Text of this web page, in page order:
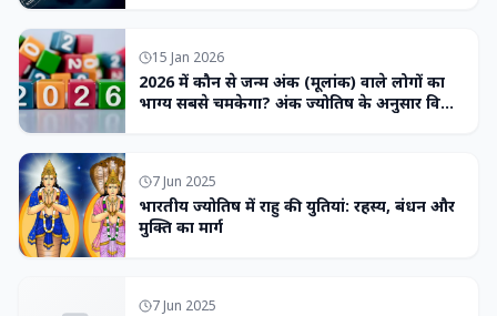
15 Jan 2026
2026 में कौन से जन्म अंक (मूलांक) वाले लोगों का
भाग्य सबसे चमकेगा? अंक ज्योतिष के अनुसार विशेष
7 Jun 2025
भारतीय ज्योतिष में राहु की युतियां: रहस्य, बंधन और
मुक्ति का मार्ग
7 Jun 2025